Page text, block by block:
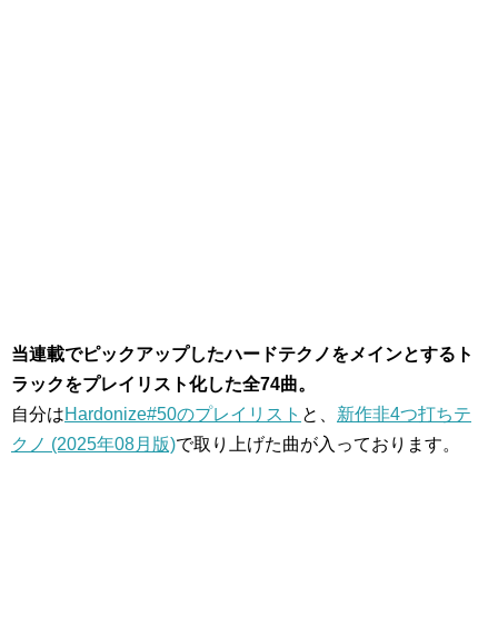
当連載でピックアップしたハードテクノをメインとするト
ラックをプレイリスト化した全74曲。
自分はHardonize#50のプレイリスト と、 新作非4つ打ちテ
クノ (2025年08月版)で取り上げた曲が入っております。